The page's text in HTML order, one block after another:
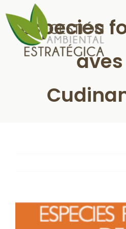
contenidoEspecies
imagen